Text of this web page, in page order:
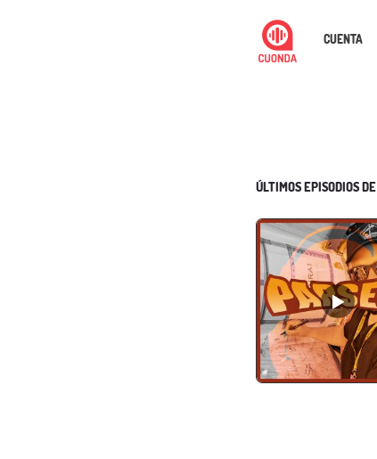
CUENTA
ÚLTIMOS EPISODIOS DE